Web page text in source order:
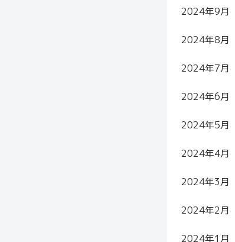
2024年9月
2024年8月
2024年7月
2024年6月
2024年5月
2024年4月
2024年3月
2024年2月
2024年1月